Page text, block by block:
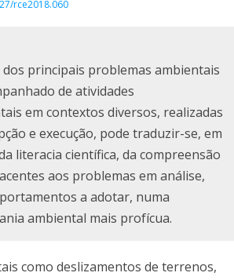
rce2018.060
principais problemas ambientais
de atividades
em contextos diversos, realizadas
e execução, pode traduzir-se, em
literacia científica, da compreensão
aos problemas em análise,
a adotar, numa
ambiental mais profícua.
como deslizamentos de terrenos,